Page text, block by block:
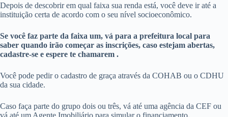
Depois de descobrir em qual faixa sua renda está, você deve ir até a
instituição certa de acordo com o seu nível socioeconômico.
Se você faz parte da faixa um, vá para a prefeitura local para
saber quando irão começar as inscrições, caso estejam abertas,
cadastre-se e espere te chamarem .
Você pode pedir o cadastro de graça através da COHAB ou o CDHU
da sua cidade.
Caso faça parte do grupo dois ou três, vá até uma agência da CEF ou
vá até um Agente Imobiliário para simular o financiamento.